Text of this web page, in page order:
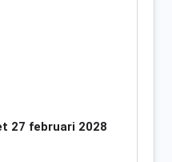
27 februari 2028